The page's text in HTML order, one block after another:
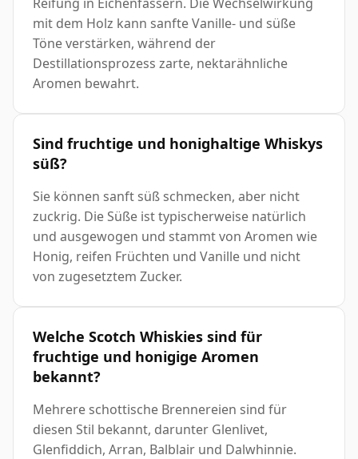
mit dem Holz kann sanfte Vanille- und süße
Töne verstärken, während der
Destillationsprozess zarte, nektarähnliche
Aromen bewahrt.
Sind fruchtige und honighaltige Whiskys
süß?
Sie können sanft süß schmecken, aber nicht
zuckrig. Die Süße ist typischerweise natürlich
und ausgewogen und stammt von Aromen wie
Honig, reifen Früchten und Vanille und nicht
von zugesetztem Zucker.
Welche Scotch Whiskies sind für
fruchtige und honigige Aromen
bekannt?
Mehrere schottische Brennereien sind für
diesen Stil bekannt, darunter Glenlivet,
Glenfiddich, Arran, Balblair und Dalwhinnie.